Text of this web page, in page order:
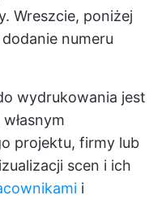
Wreszcie, poniżej
numeru
wydrukowania jest
projektu, firmy lub
scen i ich
i